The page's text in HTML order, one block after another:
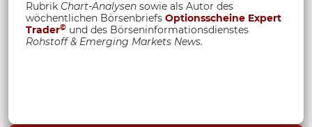
Rubrik Chart-Analysen sowie als Autor des
wöchentlichen Börsenbriefs Optionsscheine Expert
Trader© und des Börseninformationsdienstes
Rohstoff & Emerging Markets News.